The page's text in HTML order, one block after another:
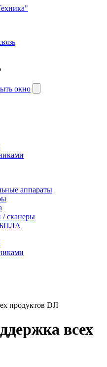
окно
аппараты
/ сканеры
БПЛА
продуктов DJI
всех